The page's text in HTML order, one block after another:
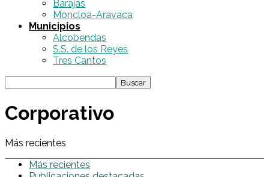
Barajas
Moncloa-Aravaca
Municipios
Alcobendas
S.S. de los Reyes
Tres Cantos
Corporativo
Más recientes
Más recientes